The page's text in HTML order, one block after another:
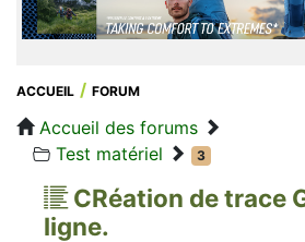
ACCUEIL FORUM
Accueil des forums
Test matériel
3
CRéation de trace
ligne.